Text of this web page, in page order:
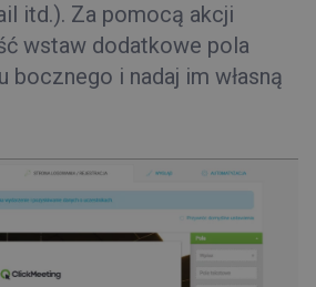
itd.). Za pomocą akcji
wstaw dodatkowe pola
bocznego i nadaj im własną